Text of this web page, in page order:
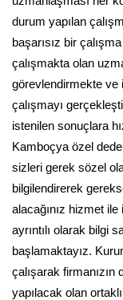
durum yapılan
başarısız bir
çalışmakta olan
görevlendirmekte ve
çalışmayı
istenilen sonuçlara
Kamboçya özel
sizleri gerek sözel
bilgilendirerek
alacağınız hizmet
ayrıntılı olarak bilgi
başlamaktayız.
çalışarak
yapılacak olan